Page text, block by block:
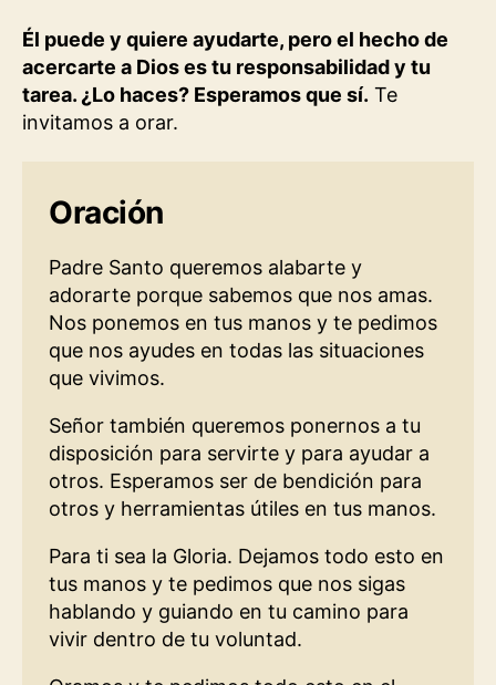
Él puede y quiere ayudarte, pero el hecho de
acercarte a Dios es tu responsabilidad y tu
tarea. ¿Lo haces? Esperamos que sí. Te
invitamos a orar.
Oración
Padre Santo queremos alabarte y
adorarte porque sabemos que nos amas.
Nos ponemos en tus manos y te pedimos
que nos ayudes en todas las situaciones
que vivimos.
Señor también queremos ponernos a tu
disposición para servirte y para ayudar a
otros. Esperamos ser de bendición para
otros y herramientas útiles en tus manos.
Para ti sea la Gloria. Dejamos todo esto en
tus manos y te pedimos que nos sigas
hablando y guiando en tu camino para
vivir dentro de tu voluntad.